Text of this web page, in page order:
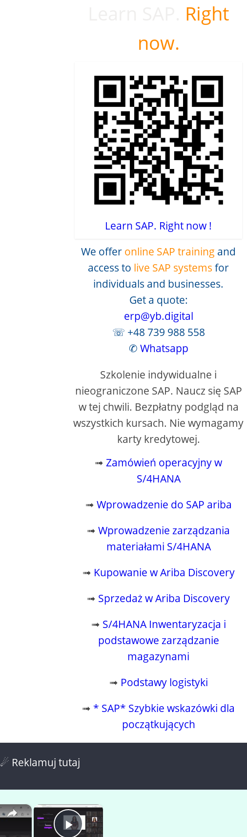
Right
now.
Learn SAP. Right now !
We offer online SAP training and
access to live SAP systems for
individuals and businesses.
Get a quote:
erp@yb.digital
☏ +48 739 988 558
✆ Whatsapp
Szkolenie indywidualne i
nieograniczone SAP. Naucz się SAP
w tej chwili. Bezpłatny podgląd na
wszystkich kursach. Nie wymagamy
karty kredytowej.
➟Zamówień operacyjny w
S/4HANA
➟ Wprowadzenie do SAP ariba
➟Wprowadzenie zarządzania
materiałami S/4HANA
➟ Kupowanie w Ariba Discovery
➟ Sprzedaż w Ariba Discovery
➟ S/4HANA Inwentaryzacja i
podstawowe zarządzanie
magazynami
➟ Podstawy logistyki
➟ * SAP* Szybkie wskazówki dla
początkujących
☄ Reklamuj tutaj
×
×